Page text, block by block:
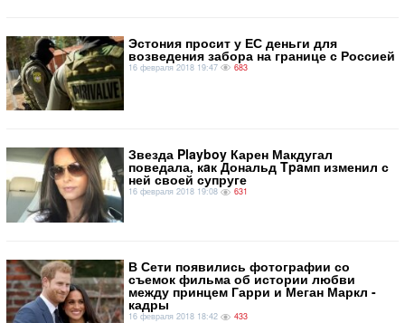
Эстония просит у ЕС деньги для
возведения забора на границе с Россией
16 февраля 2018 19:47 683
​Звезда Playboy Карен Макдугал
поведала, кaк Дональд Tpaмп изменил с
ней своей супруге
16 февраля 2018 19:08 631
В Сети появились фотографии со
съемок фильма об истории любви
между принцем Гарри и Меган Маркл -
кадры
16 февраля 2018 18:42 433